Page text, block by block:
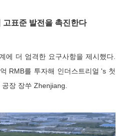
표준 발전을 촉진한다
에 더 엄격한 요구사항을 제시했다.
RMB를 투자해 인더스트리얼 's 첫
장 장쑤 Zhenjiang.